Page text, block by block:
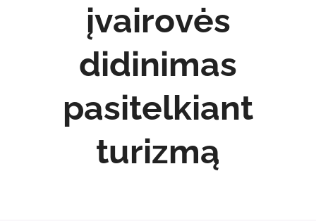
įvairovės
didinimas
pasitelkiant
turizmą